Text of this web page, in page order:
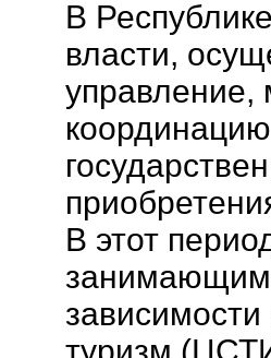
В
власти,
В этот